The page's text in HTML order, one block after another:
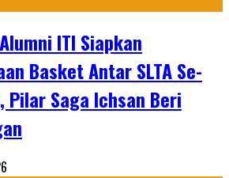
ITI Siapkan
Basket Antar SLTA Se-
Pilar Saga Ichsan Beri